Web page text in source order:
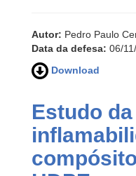
Autor: Pedro Paulo
Data da defesa: 06/
Download
Estudo da